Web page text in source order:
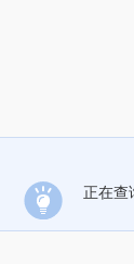
正在查